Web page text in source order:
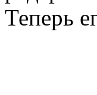
Теперь